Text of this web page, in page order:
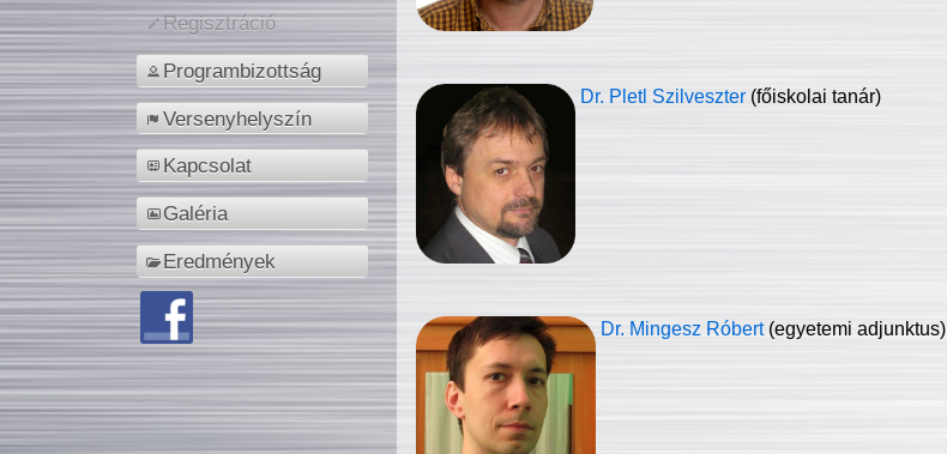
Regisztráció
Programbizottság
Versenyhelyszín
Kapcsolat
Galéria
Eredmények
Dr. Pletl Szilveszter (főiskolai tanár)
Dr. Mingesz Róbert (egyetemi adjunktus)